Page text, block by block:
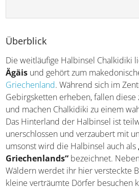
Überblick
Die weitläufige Halbinsel Chalkidiki
Ägäis und gehört zum
Griechenland. Während sich im
Gebirgsketten erheben, fallen
ab und machen Chalkidiki zu einem
Naturparadies. Das Hinterland der
noch unerschlossen und
Natur. Nicht umsonst wird die
grüne Garten Griechenlands“
mediterranen Wäldern werdet ihr
Buchten entdecken und kleine